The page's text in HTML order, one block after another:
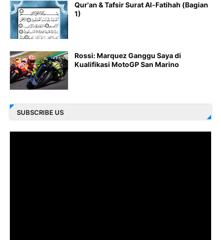
Qur'an & Tafsir Surat Al-Fatihah (Bagian
1)
Rossi: Marquez Ganggu Saya di
Kualifikasi MotoGP San Marino
SUBSCRIBE US